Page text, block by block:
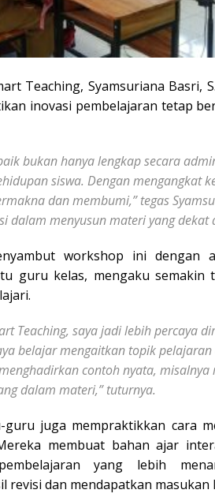
Teaching, Syamsuriana Basri,
inovasi pembelajaran tetap
bukan hanya lengkap secara
siswa. Dengan mengangkat
dan membumi,” tegas
dalam menyusun materi yang dekat
workshop ini dengan
guru kelas, mengaku
Teaching, saya jadi lebih percaya
belajar mengaitkan topik
contoh nyata,
dalam materi,” tuturnya.
guru juga mempraktikkan cara
membuat bahan ajar
yang lebih
revisi dan mendapatkan